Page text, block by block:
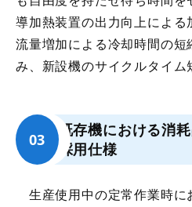
導加熱装置の出力向上によ
流量増加による冷却時間の
み、新設機のサイクルタイム
既存機における消
採用仕様
生産使用中の定常作業時に